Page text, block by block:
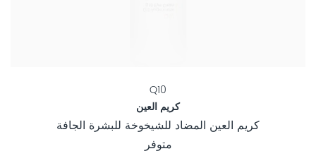
Q10
كريم العين
كريم العين المضاد للشيخوخة للبشرة الجافة
متوفر